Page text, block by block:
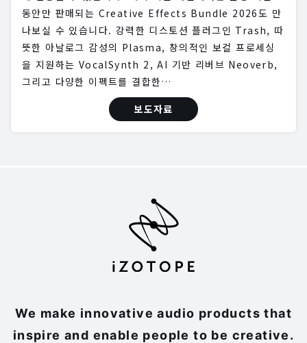
동안만 판매되는 Creative Effects Bundle 2026도 만
나보실 수 있습니다. 강력한 디스토션 플러그인 Trash, 따
뜻한 아날로그 감성의 Plasma, 창의적인 보컬 프로세싱
을 지원하는 VocalSynth 2, AI 기반 리버브 Neoverb,
그리고 다양한 이펙트를 결합한…
보도자료
We make innovative audio products that
inspire and enable people to be creative.